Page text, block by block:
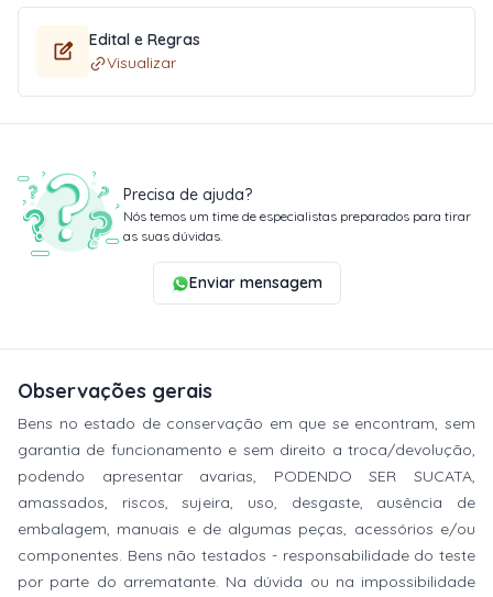
Edital e Regras
Visualizar
Precisa de ajuda?
Nós temos um time de especialistas preparados para tirar
as suas dúvidas.
Enviar mensagem
Observações gerais
Bens no estado de conservação em que se encontram, sem
garantia de funcionamento e sem direito a troca/devolução,
podendo apresentar avarias, PODENDO SER SUCATA,
amassados, riscos, sujeira, uso, desgaste, ausência de
embalagem, manuais e de algumas peças, acessórios e/ou
componentes. Bens não testados - responsabilidade do teste
por parte do arrematante. Na dúvida ou na impossibilidade